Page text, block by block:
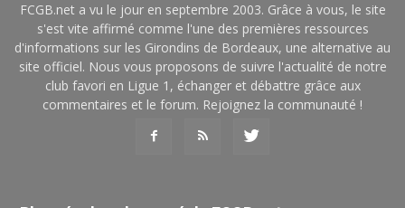
FCGB.net a vu le jour en septembre 2003. Grâce à vous, le site
s'est vite affirmé comme l'une des premières ressources
d'informations sur les Girondins de Bordeaux, une alternative au
site officiel. Nous vous proposons de suivre l'actualité de notre
club favori en Ligue 1, échanger et débattre grâce aux
commentaires et le forum. Rejoignez la communauté !